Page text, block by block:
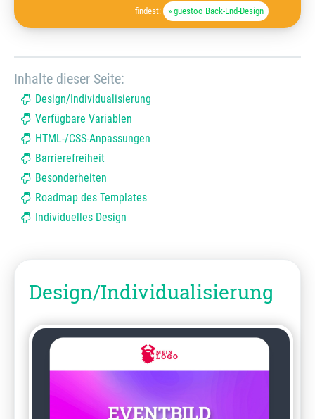
findest:
» guestoo Back-End-Design
Inhalte dieser Seite:
Design/Individualisierung
Verfügbare Variablen
HTML-/CSS-Anpassungen
Barrierefreiheit
Besonderheiten
Roadmap des Templates
Individuelles Design
Design/Individualisierung